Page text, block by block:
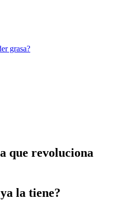
grasa?
que revoluciona
la tiene?​